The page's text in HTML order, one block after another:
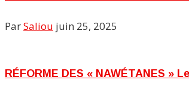
ParSaliou juin 25, 2025
RÉFORME DES « NAWÉTANES »